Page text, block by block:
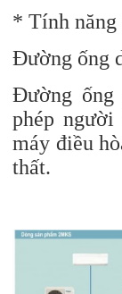
* Tính năng
Đường ống
Đường ống
phép
máy điều
thất.